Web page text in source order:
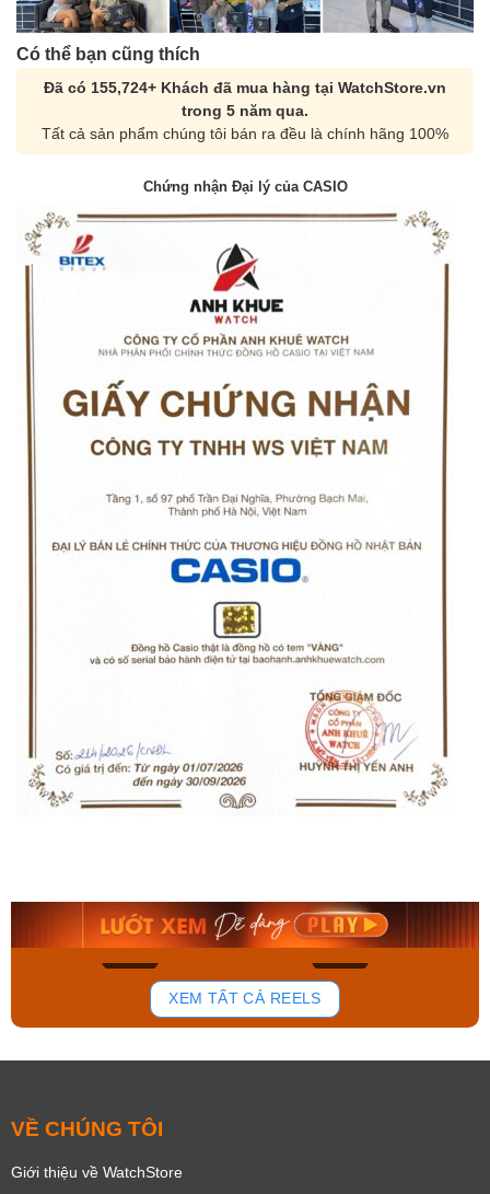
Có thể bạn cũng thích
Đã có 155,724+ Khách đã mua hàng tại WatchStore.vn
trong 5 năm qua.
Tất cả sản phẩm chúng tôi bán ra đều là chính hãng 100%
Chứng nhận Đại lý của CASIO
136
Mua ngay Mua ngay
XEM TẤT CẢ REELS
VỀ CHÚNG TÔI
Giới thiệu về WatchStore